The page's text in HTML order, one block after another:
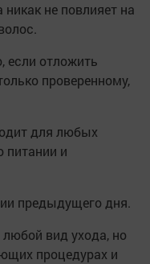
не повлияет на
если отложить
проверенному,
для любых
питании и
предыдущего дня.
вид ухода, но
процедурах и